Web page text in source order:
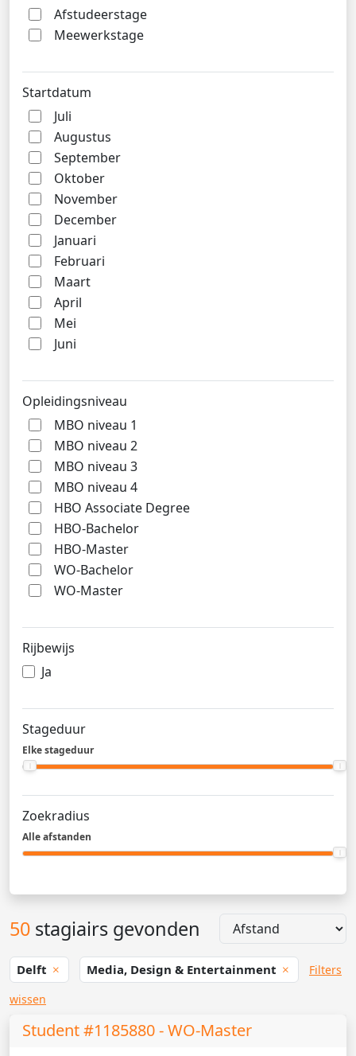
Afstudeerstage
Meewerkstage
Startdatum
Juli
Augustus
September
Oktober
November
December
Januari
Februari
Maart
April
Mei
Juni
Opleidingsniveau
MBO niveau 1
MBO niveau 2
MBO niveau 3
MBO niveau 4
HBO Associate Degree
HBO-Bachelor
HBO-Master
WO-Bachelor
WO-Master
Rijbewijs
Ja
Stageduur
Elke stageduur
Zoekradius
Alle afstanden
50 stagiairs gevonden
Delft Media, Design & Entertainment
Filters
wissen
Student #1185880 - WO-Master